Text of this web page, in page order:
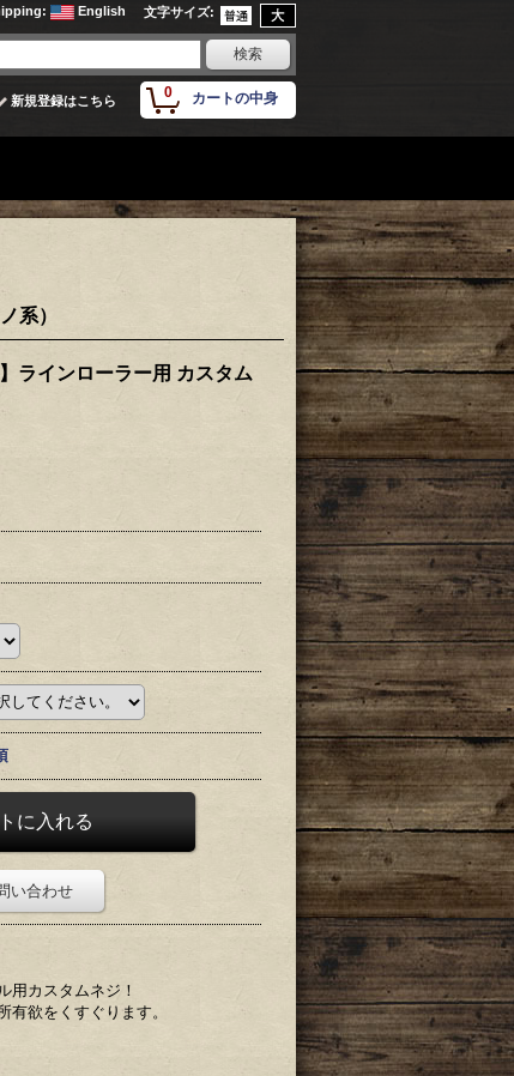
文字サイズ:
: English
0 カートの中身
新規登録はこちら
系）
ラインローラー用 カスタム
い合わせ
用カスタムネジ！
欲をくすぐります。